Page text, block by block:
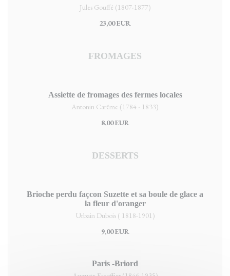
Jules Gouffé (1807-1877)
23,00 EUR
FROMAGES
Assiette de fromages des fermes locales
Antonin Carême (1784 - 1833)
8,00 EUR
DESSERTS
Brioche perdu façcon Suzette et sa boule de glace a
la fleur d'oranger
Urbain Dubois ( 1818-1901)
9,00 EUR
Paris -Briord